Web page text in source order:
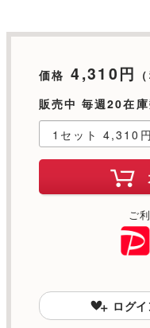
価格 4,310円
販売中 毎週20在
ご
ログ